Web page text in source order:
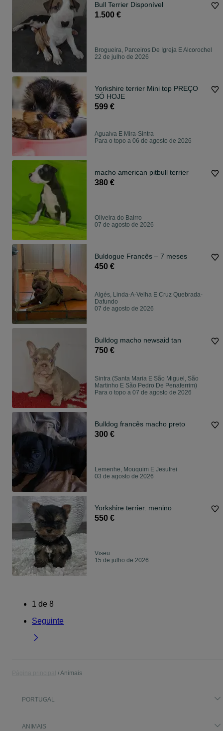
Bull Terrier Disponível
1.500 €
Brogueira, Parceiros De Igreja E Alcorochel
22 de julho de 2026
Yorkshire terrier Mini top PREÇO
SÓ HOJE
599 €
Agualva E Mira-Sintra
Para o topo a 06 de agosto de 2026
macho american pitbull terrier
380 €
Oliveira do Bairro
07 de agosto de 2026
Buldogue Francês – 7 meses
450 €
Algés, Linda-A-Velha E Cruz Quebrada-
Dafundo
07 de agosto de 2026
Bulldog macho newsaid tan
750 €
Sintra (Santa Maria E São Miguel, São
Martinho E São Pedro De Penaferrim)
Para o topo a 07 de agosto de 2026
Bulldog francês macho preto
300 €
Lemenhe, Mouquim E Jesufrei
03 de agosto de 2026
Yorkshire terrier. menino
550 €
Viseu
15 de julho de 2026
1 de 8
Seguinte
Animais
PORTUGAL
ANIMAIS